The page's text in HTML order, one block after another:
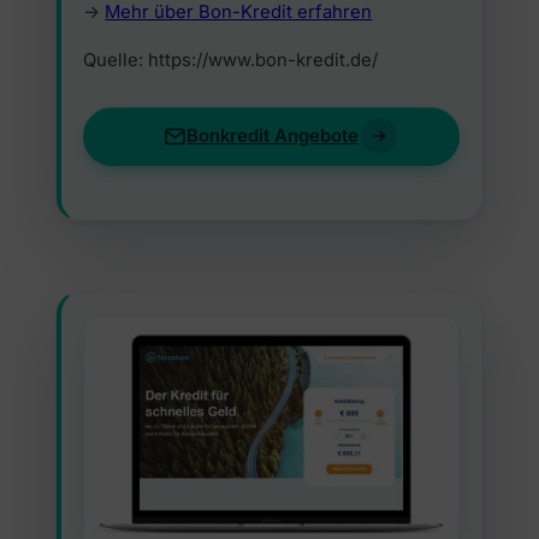
-> Mehr über Bon-Kredit erfahren
Quelle: https://www.bon-kredit.de/
Bonkredit Angebote